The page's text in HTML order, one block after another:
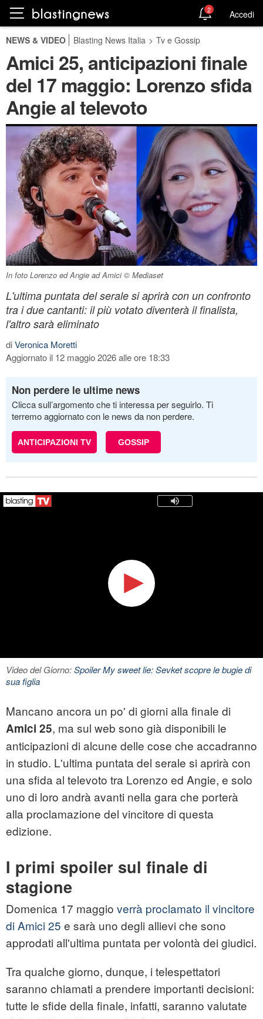
2 Accedi
NEWS & VIDEO Blasting News Italia > Tv e Gossip
Amici 25, anticipazioni finale
del 17 maggio: Lorenzo sfida
Angie al televoto
In foto Lorenzo ed Angie ad Amici © Mediaset
L'ultima puntata del serale si aprirà con un confronto
tra i due cantanti: il più votato diventerà il finalista,
l'altro sarà eliminato
diVeronica Moretti
Aggiornato il 12 maggio 2026 alle ore 18:33
Non perdere le ultime news
Clicca sull’argomento che ti interessa per seguirlo. Ti
terremo aggiornato con le news da non perdere.
ANTICIPAZIONI TV GOSSIP
Video del Giorno:Spoiler My sweet lie: Sevket scopre le bugie di
sua figlia
Mancano ancora un po' di giorni alla finale di
Amici 25, ma sul web sono già disponibili le
anticipazioni di alcune delle cose che accadranno
in studio. L'ultima puntata del serale si aprirà con
una sfida al televoto tra Lorenzo ed Angie, e solo
uno di loro andrà avanti nella gara che porterà
alla proclamazione del vincitore di questa
edizione.
I primi spoiler sul finale di
stagione
Domenica 17 maggio verrà proclamato il vincitore
di Amici 25 e sarà uno degli allievi che sono
approdati all'ultima puntata per volontà dei giudici.
Tra qualche giorno, dunque, i telespettatori
saranno chiamati a prendere importanti decisioni:
tutte le sfide della finale, infatti, saranno valutate